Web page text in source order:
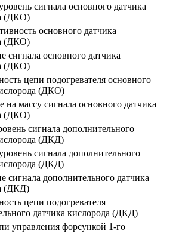
сигнала основного датчика
(ДКО)
основного датчика
(ДКО)
сигнала основного датчика
(ДКО)
цепи подогревателя основного
(ДКО)
на массу сигнала основного датчика
(ДКО)
сигнала дополнительного
(ДКД)
сигнала дополнительного
(ДКД)
сигнала дополнительного датчика
(ДКД)
цепи подогревателя
датчика кислорода (ДКД)
управления форсункой 1-го